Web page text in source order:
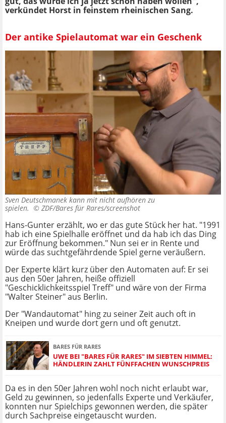
verkündet Horst in feinstem rheinischen Sang.
Der antike Spielautomat war ein Geschenk
Sven Deutschmanek kann mit nicht aufhören zu
spielen. © ZDF/Bares für Rares/screenshot
Hans-Gunter erzählt, wo er das gute Stück her hat. "1991
hab ich eine Spielhalle eröffnet und da hab ich das Ding
zur Eröffnung bekommen." Nun sei er in Rente und
würde das suchtgefährdende Spiel gerne veräußern.
Der Experte klärt kurz über den Automaten auf: Er sei
aus den 50er Jahren, heiße offiziell
"Geschicklichkeitsspiel Treff" und wäre von der Firma
"Walter Steiner" aus Berlin.
Der "Wandautomat" hing zu seiner Zeit auch oft in
Kneipen und wurde dort gern und oft genutzt.
BARES FÜR RARES
UWE BEI "BARES FÜR RARES" IM SIEBTEN HIMMEL:
HÄNDLERIN ZAHLT FÜNFFACHEN WUNSCHPREIS
Da es in den 50er Jahren wohl noch nicht erlaubt war,
Geld zu gewinnen, so jedenfalls Experte und Verkäufer,
konnten nur Spielchips gewonnen werden, die später
durch Sachpreise eingetauscht wurden.